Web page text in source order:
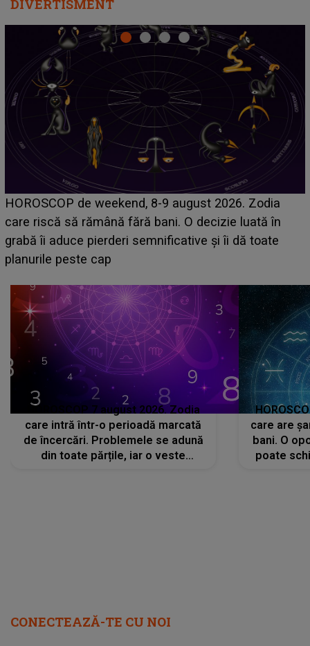
DIVERTISMENT
Emanuel a ținut ACEST DETALIU ASCUNS până
acum! În fața Alexandrei, concurentul din Casa Iubirii
face o MĂRTURISIRE NEAȘTEPTATĂ despre mama
sa: "I-am spus și ei în față, eu nu te iubesc pentru
HOROSCOP 7 august 2026. Zodia
care intră într-o perioadă marcată
de încercări. Problemele se adună
din toate părțile, iar o veste
care are
bani. O
poate
CONECTEAZĂ-TE CU NOI